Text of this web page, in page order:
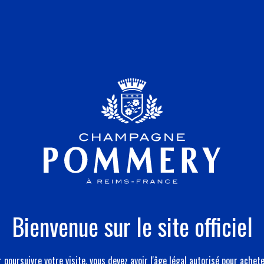
Bienvenue sur le site officiel
poursuivre votre visite, vous devez avoir l'âge légal autorisé pour